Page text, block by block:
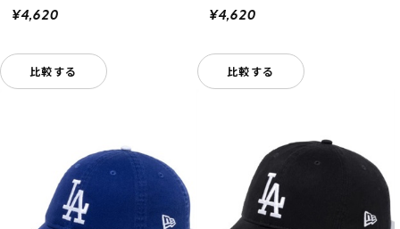
¥4,620
比較する
¥4,620
比較する